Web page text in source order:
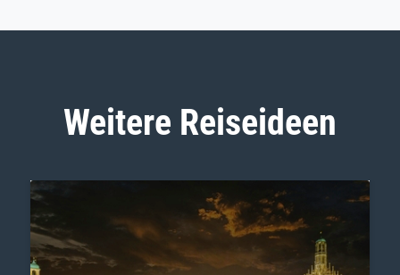
Weitere Reiseideen